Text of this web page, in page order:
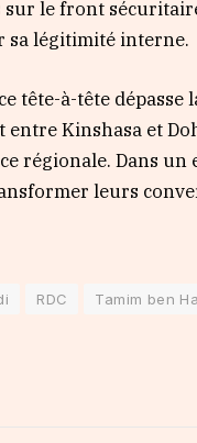
le front
sa légitimité interne.
tête-à-tête
entre Kinshasa et
régionale. Dans
leurs
RDC Tamim ben